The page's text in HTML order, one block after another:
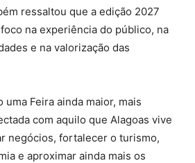
ressaltou que a edição 2027
na experiência do público, na
e na valorização das
uma Feira ainda maior, mais
com aquilo que Alagoas vive
negócios, fortalecer o turismo,
e aproximar ainda mais os